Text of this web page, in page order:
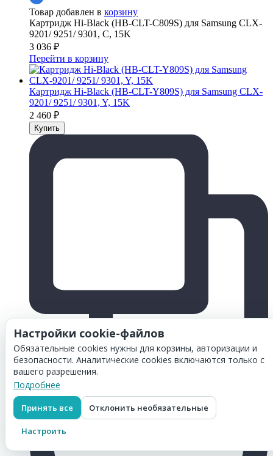
Товар добавлен в корзину
Картридж Hi-Black (HB-CLT-C809S) для Samsung CLX-
9201/ 9251/ 9301, C, 15K
3 036 ₽
Перейти в корзину
Картридж Hi-Black (HB-CLT-Y809S) для Samsung CLX-
9201/ 9251/ 9301, Y, 15K
2 460 ₽
Настройки cookie-файлов
Обязательные cookies нужны для корзины, авторизации и
безопасности. Аналитические cookies включаются только с
вашего разрешения.
Подробнее
Принять все Отклонить необязательные
Настроить